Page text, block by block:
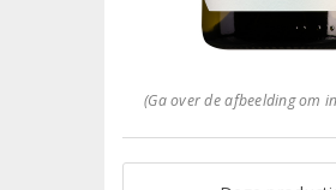
(Ga over de afbeelding om